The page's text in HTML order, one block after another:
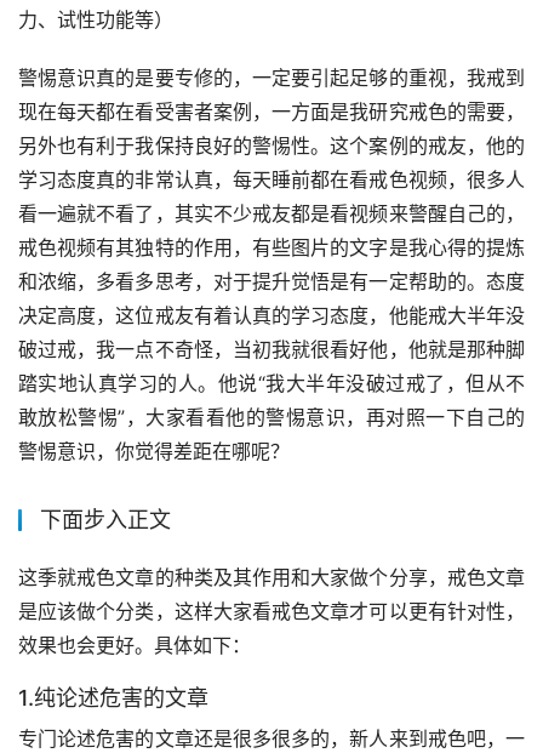
力、试性功能等）
警惕意识真的是要专修的，一定要引起足够的重视，我戒到
现在每天都在看受害者案例，一方面是我研究戒色的需要，
另外也有利于我保持良好的警惕性。这个案例的戒友，他的
学习态度真的非常认真，每天睡前都在看戒色视频，很多人
看一遍就不看了，其实不少戒友都是看视频来警醒自己的，
戒色视频有其独特的作用，有些图片的文字是我心得的提炼
和浓缩，多看多思考，对于提升觉悟是有一定帮助的。态度
决定高度，这位戒友有着认真的学习态度，他能戒大半年没
破过戒，我一点不奇怪，当初我就很看好他，他就是那种脚
踏实地认真学习的人。他说“我大半年没破过戒了，但从不
敢放松警惕”，大家看看他的警惕意识，再对照一下自己的
警惕意识，你觉得差距在哪呢？
下面步入正文
这季就戒色文章的种类及其作用和大家做个分享，戒色文章
是应该做个分类，这样大家看戒色文章才可以更有针对性，
效果也会更好。具体如下：
1.纯论述危害的文章
专门论述危害的文章还是很多很多的，新人来到戒色吧，一